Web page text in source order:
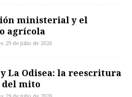
ministerial y el
agrícola
29 de julio de 2026
La Odisea: la reescritura
mito